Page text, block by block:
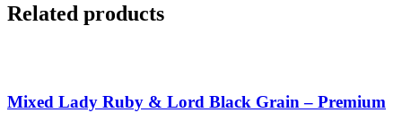
Related products
Mixed Lady Ruby & Lord Black Grain – Premium